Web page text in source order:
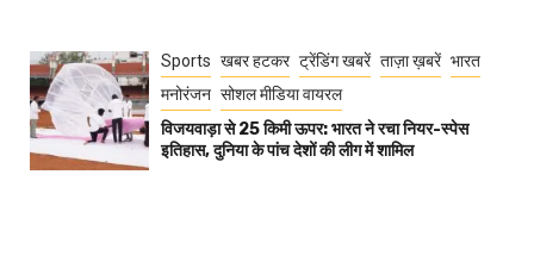
Sports खबर हटकर ट्रेंडिंग खबरें ताज़ा ख़बरें भारत
मनोरंजन सोशल मीडिया वायरल
विजयवाड़ा से 25 किमी ऊपर: भारत ने रचा नियर-स्पेस
इतिहास, दुनिया के पांच देशों की लीग में शामिल